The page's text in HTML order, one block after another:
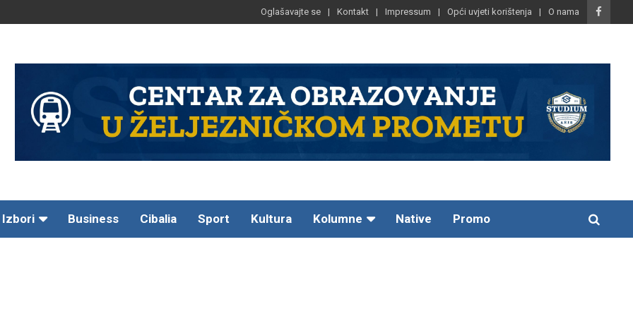
Oglašavajte se Kontakt Impressum Opći uvjeti korištenja O nama
Izbori Business Cibalia Sport Kultura Kolumne Native Promo